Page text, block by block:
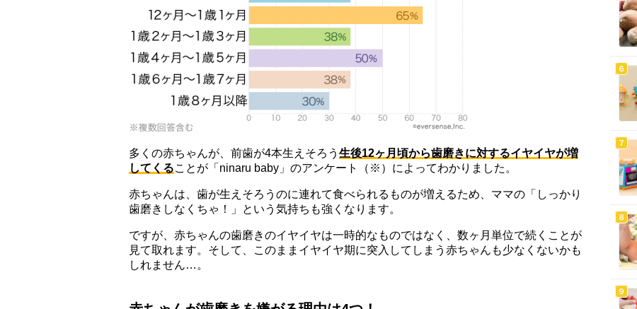
多くの赤ちゃんが、前歯が4本生えそろう 生後12ヶ月頃から歯磨きに対するイヤイヤが増
してくることが「ninaru baby」のアンケート（※）によってわかりました。
赤ちゃんは、歯が生えそろうのに連れて食べられるものが増えるため、ママの「しっかり
歯磨きしなくちゃ！」という気持ちも強くなります。
ですが、赤ちゃんの歯磨きのイヤイヤは一時的なものではなく、数ヶ月単位で続くことが
見て取れます。そして、このままイヤイヤ期に突入してしまう赤ちゃんも少なくないかも
しれません…。